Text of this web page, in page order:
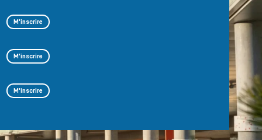
M'inscrire
M'inscrire
M'inscrire